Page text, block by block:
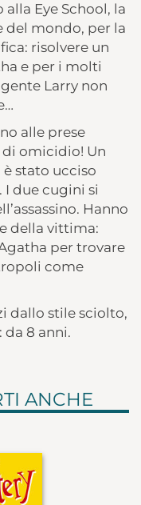
Eye School, la
del mondo, per la
risolvere un
e per i molti
Larry non
alle prese
di omicidio! Un
stato ucciso
I due cugini si
Hanno
della vittima:
per trovare
come
dallo stile sciolto,
da 8 anni.
ANCHE